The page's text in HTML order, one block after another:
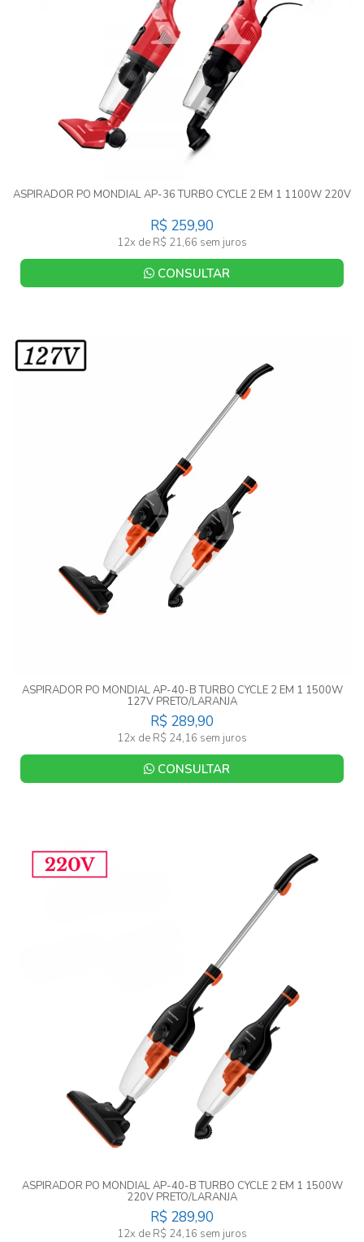
ASPIRADOR PO MONDIAL AP-36 TURBO CYCLE 2 EM 1 1100W 220V
R$ 259,90
12x de R$ 21,66 sem juros
CONSULTAR
ASPIRADOR PO MONDIAL AP-40-B TURBO CYCLE 2 EM 1 1500W
127V PRETO/LARANJA
R$ 289,90
12x de R$ 24,16 sem juros
CONSULTAR
ASPIRADOR PO MONDIAL AP-40-B TURBO CYCLE 2 EM 1 1500W
220V PRETO/LARANJA
R$ 289,90
12x de R$ 24,16 sem juros